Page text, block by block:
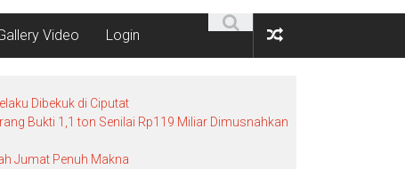
Video Login
Dibekuk di Ciputat
Bukti 1,1 ton Senilai Rp119 Miliar Dimusnahkan
Jumat Penuh Makna